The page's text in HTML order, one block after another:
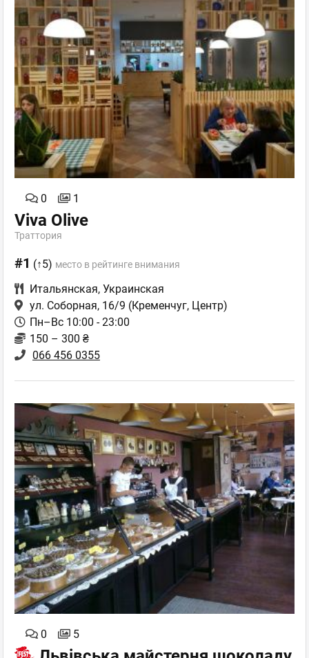
0 1
Viva Olive
Траттория
#1 (↑5) место в рейтинге внимания
Итальянская, Украинская
ул. Соборная, 16/9 (Кременчуг, Центр)
Пн–Вс 10:00 - 23:00
150 – 300 ₴
066 456 0355
0 5